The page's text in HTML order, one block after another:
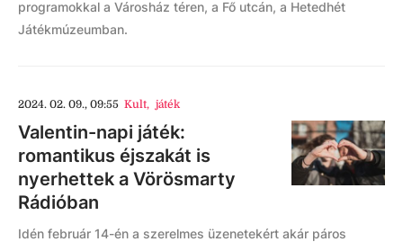
programokkal a Városház téren, a Fő utcán, a Hetedhét
Játékmúzeumban.
2024. 02. 09., 09:55 Kult, játék
Valentin-napi játék:
romantikus éjszakát is
nyerhettek a Vörösmarty
Rádióban
Idén február 14-én a szerelmes üzenetekért akár páros